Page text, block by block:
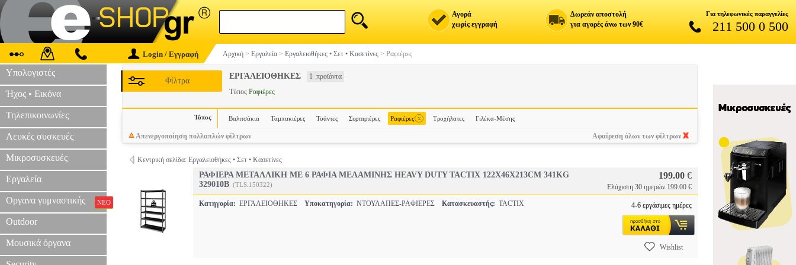
Αγορά
χωρίς εγγραφή
Δωρεάν αποστολή
για αγορές άνω των 90€
Για τηλεφωνικές παραγγελίες
211 500 0 500
Login / Εγγραφή Αρχική > Εργαλεία > Εργαλειοθήκες • Σετ • Κασετίνες > Ραφιέρες
Υπολογιστές
Ήχος • Εικόνα
Τηλεπικοινωνίες
Λευκές συσκευές
Μικροσυσκευές
Εργαλεία
Οργανα γυμναστικής ΝΕΟ
Outdoor
Μουσικά όργανα
ΕΡΓΑΛΕΙΟΘΗΚΕΣ 1 προϊόντα
Φίλτρα
Τύπος Ραφιέρες
Τύπος Βαλιτσάκια Ταμπακιέρες Τσάντες Συρταριέρες Ραφιέρες x Τροχήλατες Γιλέκα-Μέσης
Απενεργοποίηση πολλαπλών φίλτρων Αφαίρεση όλων των φίλτρων
Κεντρική σελίδα: Εργαλειοθήκες • Σετ • Κασετίνες
ΡΑΦΙΕΡΑ ΜΕΤΑΛΛΙΚΗ ΜΕ 6 ΡΑΦΙΑ ΜΕΛΑΜΙΝΗΣ HEAVY DUTY TACTIX 122Χ46Χ213CM 341KG
329010Β (TLS.150322)
199.00 €
Ελάχιστη 30 ημερών 199.00 €
Κατηγορία: ΕΡΓΑΛΕΙΟΘΗΚΕΣ Υποκατηγορία: ΝΤΟΥΛΑΠΕΣ-ΡΑΦΙΕΡΕΣ Κατασκευαστής: TACTIX 4-6 εργάσιμες ημέρες
Wishlist